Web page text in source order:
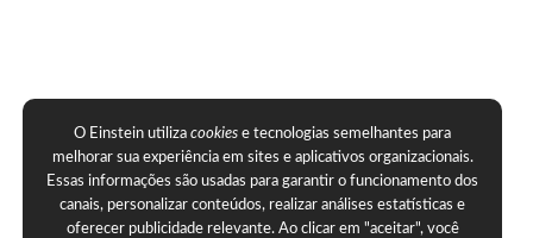
O Einstein utilizacookies e tecnologias semelhantes para
melhorar sua experiência em sites e aplicativos organizacionais.
Essas informações são usadas para garantir o funcionamento dos
canais, personalizar conteúdos, realizar análises estatísticas e
oferecer publicidade relevante. Ao clicar em "aceitar", você